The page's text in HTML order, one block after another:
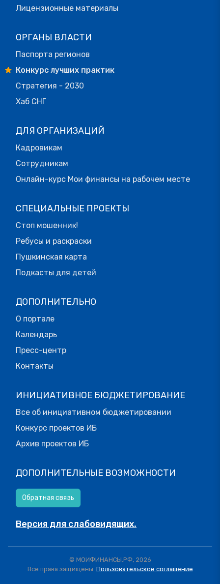
Лицензионные материалы
ОРГАНЫ ВЛАСТИ
Паспорта регионов
Конкурс лучших практик
Стратегия - 2030
Хаб СНГ
ДЛЯ ОРГАНИЗАЦИЙ
Кадровикам
Сотрудникам
Онлайн-курс Мои финансы на рабочем месте
СПЕЦИАЛЬНЫЕ ПРОЕКТЫ
Стоп мошенник!
Ребусы и раскраски
Пушкинская карта
Подкасты для детей
ДОПОЛНИТЕЛЬНО
О портале
Календарь
Пресс-центр
Контакты
ИНИЦИАТИВНОЕ БЮДЖЕТИРОВАНИЕ
Все об инициативном бюджетировании
Конкурс проектов ИБ
Архив проектов ИБ
ДОПОЛНИТЕЛЬНЫЕ ВОЗМОЖНОСТИ
Обратная связь
Версия для слабовидящих.
© МОИФИНАНСЫ.РФ, 2026
Все права защищены. Пользовательское соглашение